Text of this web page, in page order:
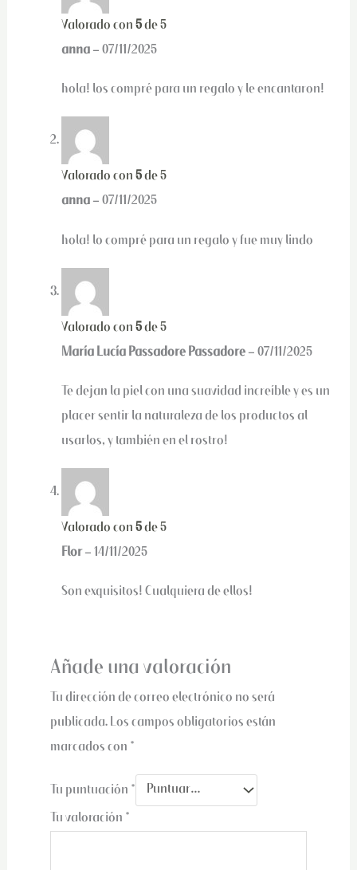
Valorado con5de 5
anna – 07/11/2025
hola! los compré para un regalo y le encantaron!
Valorado con5de 5
anna – 07/11/2025
hola! lo compré para un regalo y fue muy lindo
Valorado con5de 5
María Lucía Passadore Passadore – 07/11/2025
Te dejan la piel con una suavidad increíble y es un
placer sentir la naturaleza de los productos al
usarlos, y también en el rostro!
Valorado con5de 5
Flor– 14/11/2025
Son exquisitos! Cualquiera de ellos!
Añade una valoración
Tu dirección de correo electrónico no será
publicada. Los campos obligatorios están
marcados con *
Tu puntuación *
Tu valoración *